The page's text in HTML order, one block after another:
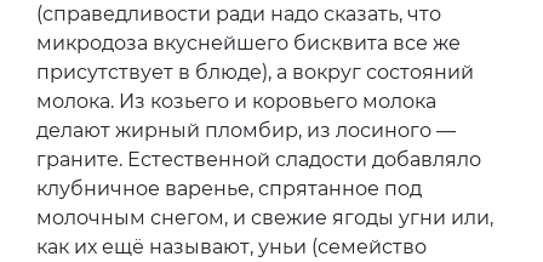
(справедливости ради надо сказать, что
микродоза вкуснейшего бисквита все же
присутствует в блюде), а вокруг состояний
молока. Из козьего и коровьего молока
делают жирный пломбир, из лосиного —
граните. Естественной сладости добавляло
клубничное варенье, спрятанное под
молочным снегом, и свежие ягоды угни или,
как их ещё называют, уньи (семейство